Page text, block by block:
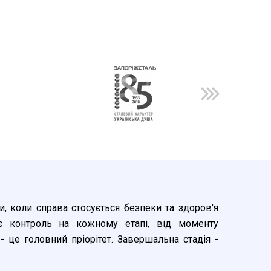
справа стосується безпеки та здоров'я
контроль на кожному етапі, від моменту
головний пріорітет. Завершальна стадія -
стандарт виробництва жорсткіше директив